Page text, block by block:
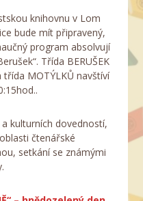
knihovnu v Lom
bude mít připravený,
program absolvují
Třída BERUŠEK
MOTÝLKŮ navštíví
kulturních dovedností,
čtenářské
setkání se známými